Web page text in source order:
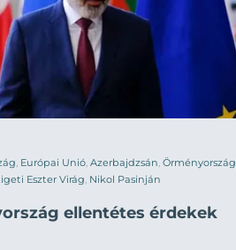
Európai Unió Azerbajdzsán Örményország
Eszter Virág Nikol Pasinján
ellentétes érdekek